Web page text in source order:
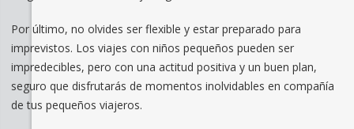
Por último, no olvides ser flexible y estar preparado para
imprevistos. Los viajes con niños pequeños pueden ser
impredecibles, pero con una actitud positiva y un buen plan,
seguro que disfrutarás de momentos inolvidables en compañía
de tus pequeños viajeros.